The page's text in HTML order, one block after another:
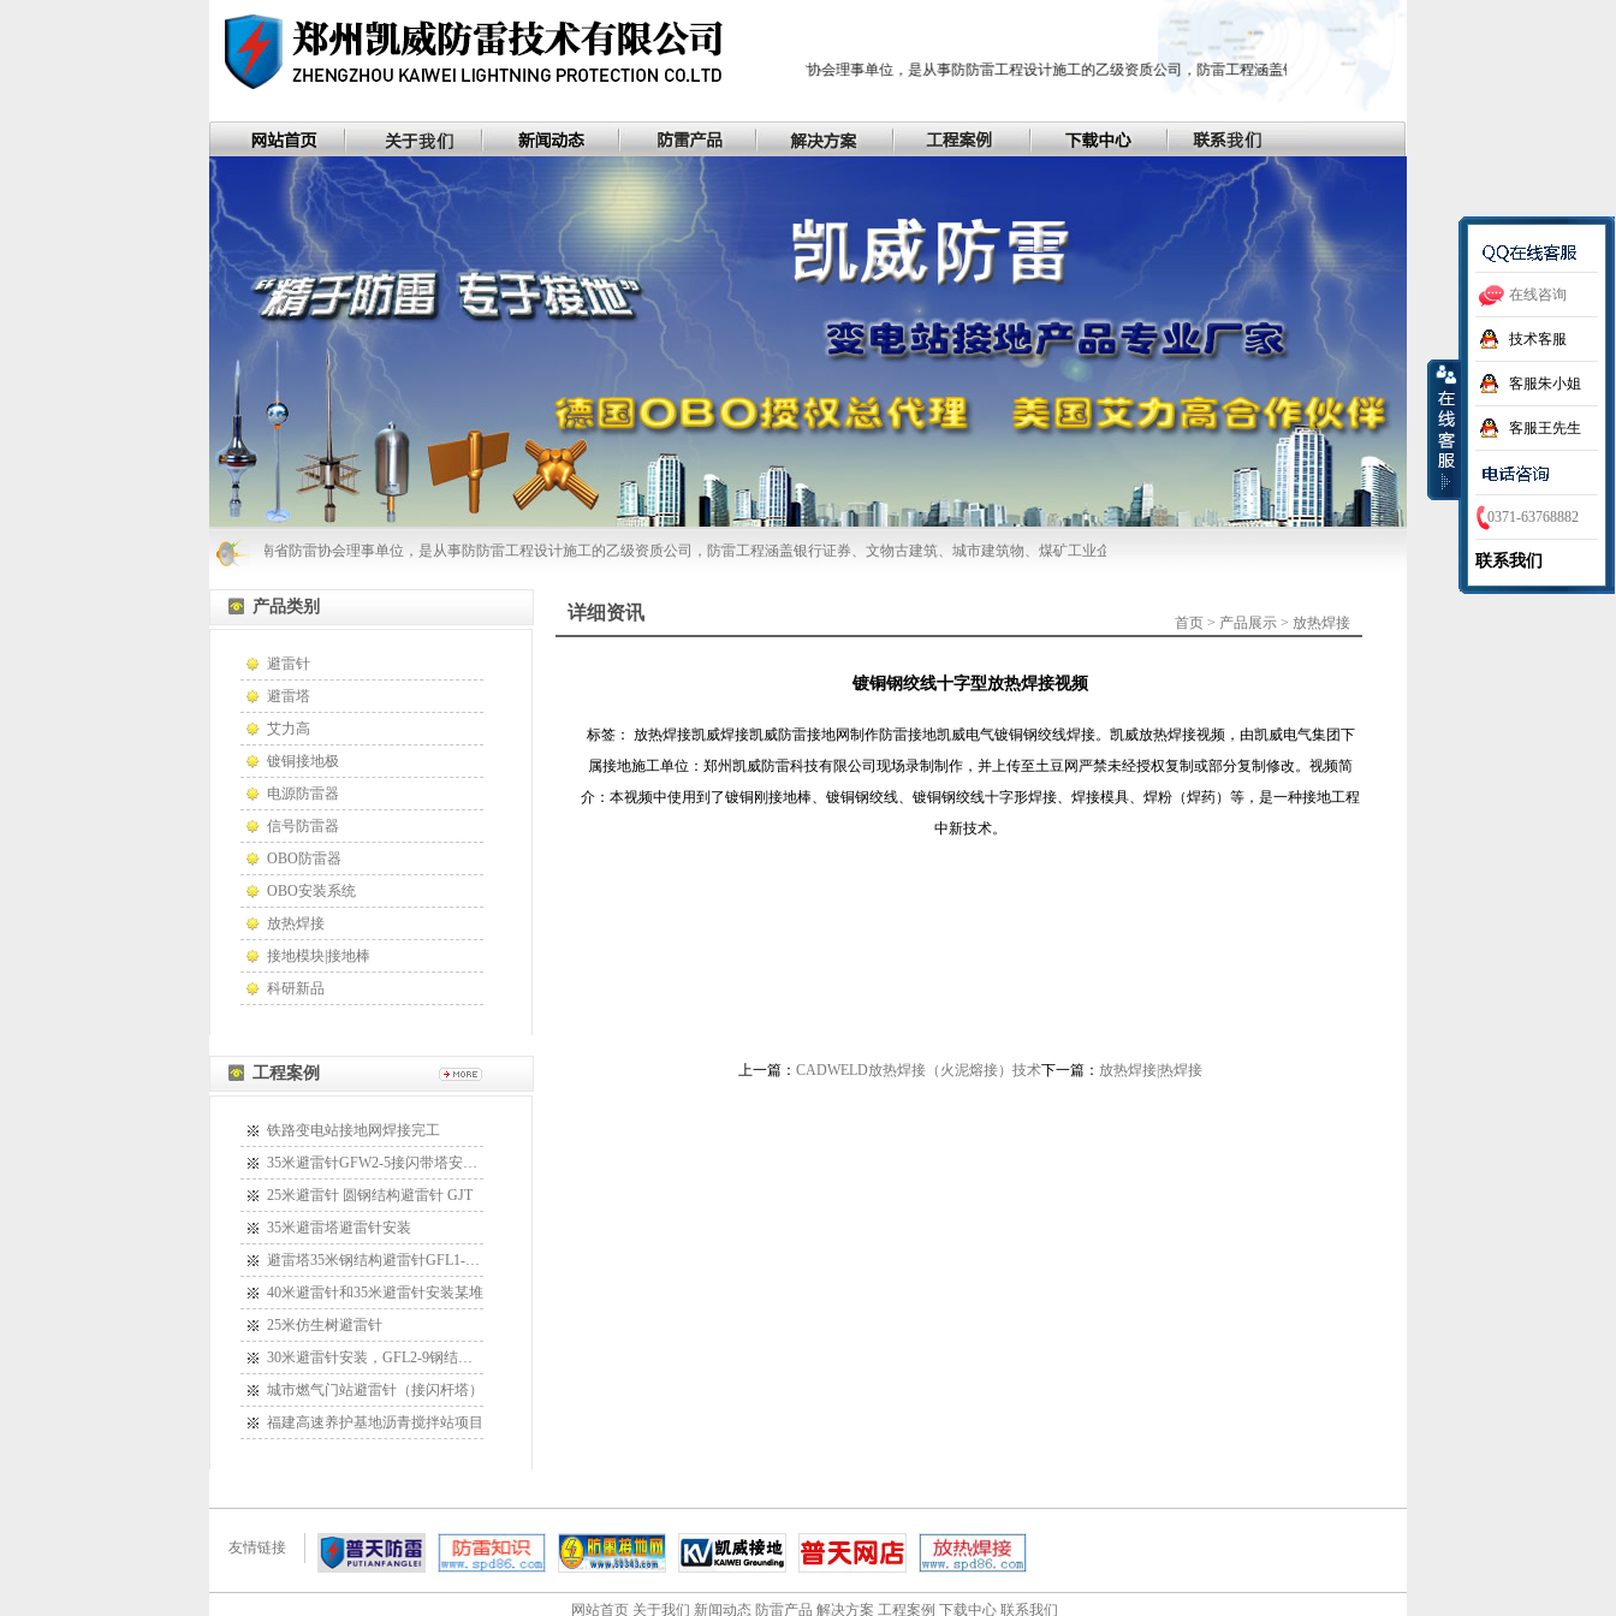
河南省防雷协会理事单位，是从事防防雷工程设计施工的乙级资质公司，防雷工程涵盖银行证券、文物古建筑、城市建筑物、煤矿、工业企业
郑州凯威防雷是河南省防雷协会理事单位，是从事防防雷工程设计施工的乙级资质公司，防雷工程涵盖银行证券、文物古建筑、城市建筑物、煤矿工业企业等行业的信息系统防雷和建筑物直击雷防护。 郑州凯威防雷是河南省防雷协
产品类别
避雷针
避雷塔
艾力高
镀铜接地极
电源防雷器
信号防雷器
OBO防雷器
OBO安装系统
放热焊接
接地模块|接地棒
科研新品
工程案例
铁路变电站接地网焊接完工
35米避雷针GFW2-5接闪带塔安装某
25米避雷针 圆钢结构避雷针 GJT
35米避雷塔避雷针安装
避雷塔35米钢结构避雷针GFL1-15安
40米避雷针和35米避雷针安装某堆
25米仿生树避雷针
30米避雷针安装，GFL2-9钢结构接
城市燃气门站避雷针（接闪杆塔）
福建高速养护基地沥青搅拌站项目
详细资讯 首页 > 产品展示 > 放热焊接
镀铜钢绞线十字型放热焊接视频
标签： 放热焊接凯威焊接凯威防雷接地网制作防雷接地凯威电气镀铜钢绞线焊接。凯威放热焊接视频，由凯威电气集团下
属接地施工单位：郑州凯威防雷科技有限公司现场录制制作，并上传至土豆网严禁未经授权复制或部分复制修改。视频简
介：本视频中使用到了镀铜刚接地棒、镀铜钢绞线、镀铜钢绞线十字形焊接、焊接模具、焊粉（焊药）等，是一种接地工程
中新技术。
上一篇： CADWELD放热焊接（火泥熔接）技术下一篇： 放热焊接|热焊接
友情链接
网站首页 关于我们 新闻动态 防雷产品 解决方案 工程案例 下载中心 联系我们
在线咨询
技术客服
客服朱小姐
客服王先生
0371-63768882
联系我们